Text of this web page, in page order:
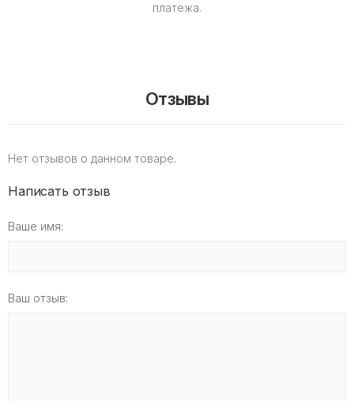
платежа.
Отзывы
Нет отзывов о данном товаре.
Написать отзыв
Ваше имя:
Ваш отзыв: